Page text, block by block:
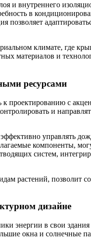
внутреннего
в
позволяет
климате, где
материалов и
ресурсами
проектированию с
и
управлять
компоненты,
систем,
растений,
дизайне
энергии в свои
окна и